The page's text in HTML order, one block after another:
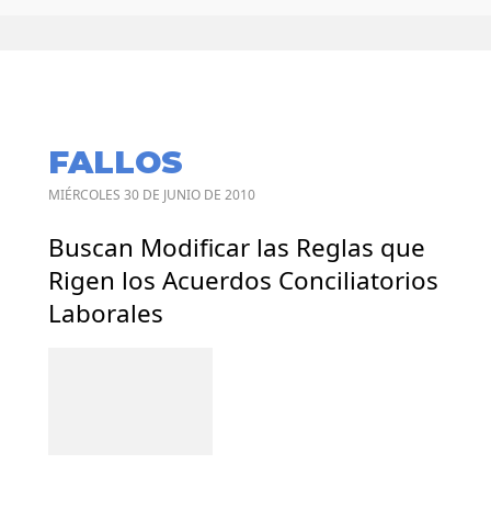
FALLOS
MIÉRCOLES 30 DE JUNIO DE 2010
Buscan Modificar las Reglas que
Rigen los Acuerdos Conciliatorios
Laborales